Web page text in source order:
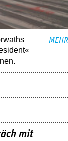
MEHR
mit